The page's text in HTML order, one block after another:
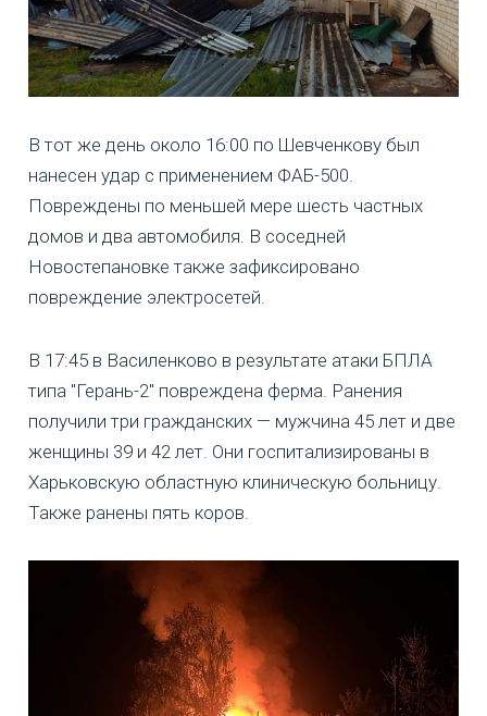
В тот же день около 16:00 по Шевченкову был
нанесен удар с применением ФАБ-500.
Повреждены по меньшей мере шесть частных
домов и два автомобиля. В соседней
Новостепановке также зафиксировано
повреждение электросетей.
В 17:45 в Василенково в результате атаки БПЛА
типа "Герань-2" повреждена ферма. Ранения
получили три гражданских — мужчина 45 лет и две
женщины 39 и 42 лет. Они госпитализированы в
Харьковскую областную клиническую больницу.
Также ранены пять коров.